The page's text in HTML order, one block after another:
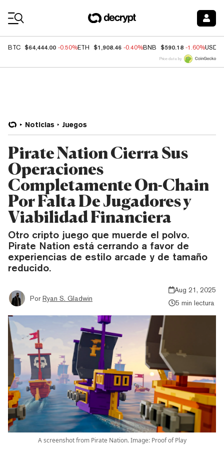
BTC $64,444.00 -0.50%ETH $1,908.46 -0.40%BNB $590.18 -1.60%USDC
Price data by
Noticias Juegos
Pirate Nation Cierra Sus
Operaciones
Completamente On-Chain
Por Falta De Jugadores y
Viabilidad Financiera
Otro cripto juego que muerde el polvo.
Pirate Nation está cerrando a favor de
experiencias de estilo arcade y de tamaño
reducido.
Por Ryan S. Gladwin
Aug 21, 2025
5 min lectura
A screenshot from Pirate Nation. Image: Proof of Play